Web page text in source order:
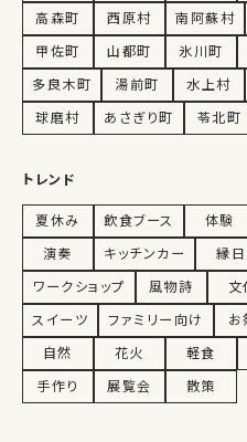
高森町
西原村 南阿蘇村
甲佐町
山都町 氷川町
多良木町
湯前町 水上村
球磨村
あさぎり町 苓北町
トレンド
夏休み 飲食ブース 体験
演奏
キッチンカー 縁日
ワークショップ
風物詩 文
スイーツ
ファミリー向け お
自然
花火 軽食
手作り
展覧会 散策